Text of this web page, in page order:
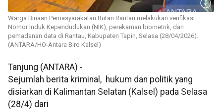
Warga Binaan Pemasyarakatan Rutan Rantau melakukan verifikasi
Nomor Induk Kependudukan (NIK), perekaman biometrik, dan
pemadanan data di Rantau, Kabupaten Tapin, Selasa (28/04/2026).
(ANTARA/HO-Antara Biro Kalsel)
Tanjung (ANTARA) -
Sejumlah berita kriminal, hukum dan politik yang
disiarkan di Kalimantan Selatan (Kalsel) pada Selasa
(28/4) dari